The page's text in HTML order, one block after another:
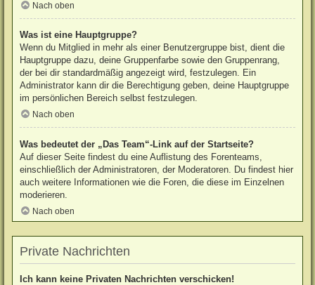
Nach oben
Was ist eine Hauptgruppe?
Wenn du Mitglied in mehr als einer Benutzergruppe bist, dient die
Hauptgruppe dazu, deine Gruppenfarbe sowie den Gruppenrang,
der bei dir standardmäßig angezeigt wird, festzulegen. Ein
Administrator kann dir die Berechtigung geben, deine Hauptgruppe
im persönlichen Bereich selbst festzulegen.
Nach oben
Was bedeutet der „Das Team“-Link auf der Startseite?
Auf dieser Seite findest du eine Auflistung des Forenteams,
einschließlich der Administratoren, der Moderatoren. Du findest hier
auch weitere Informationen wie die Foren, die diese im Einzelnen
moderieren.
Nach oben
Private Nachrichten
Ich kann keine Privaten Nachrichten verschicken!